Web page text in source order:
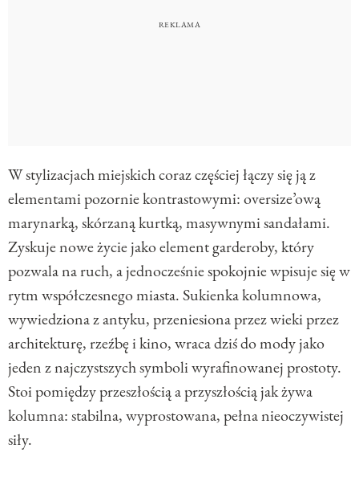
W stylizacjach miejskich coraz częściej łączy się ją z
elementami pozornie kontrastowymi: oversize’ową
marynarką, skórzaną kurtką, masywnymi sandałami.
Zyskuje nowe życie jako element garderoby, który
pozwala na ruch, a jednocześnie spokojnie wpisuje się w
rytm współczesnego miasta. Sukienka kolumnowa,
wywiedziona z antyku, przeniesiona przez wieki przez
architekturę, rzeźbę i kino, wraca dziś do mody jako
jeden z najczystszych symboli wyrafinowanej prostoty.
Stoi pomiędzy przeszłością a przyszłością jak żywa
kolumna: stabilna, wyprostowana, pełna nieoczywistej
siły.